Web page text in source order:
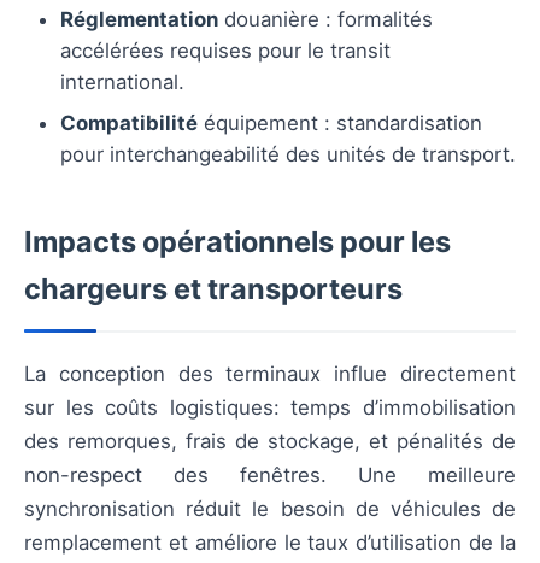
Réglementation douanière : formalités
accélérées requises pour le transit
international.
Compatibilité équipement : standardisation
pour interchangeabilité des unités de transport.
Impacts opérationnels pour les
chargeurs et transporteurs
La conception des terminaux influe directement
sur les coûts logistiques: temps d’immobilisation
des remorques, frais de stockage, et pénalités de
non-respect des fenêtres. Une meilleure
synchronisation réduit le besoin de véhicules de
remplacement et améliore le taux d’utilisation de la